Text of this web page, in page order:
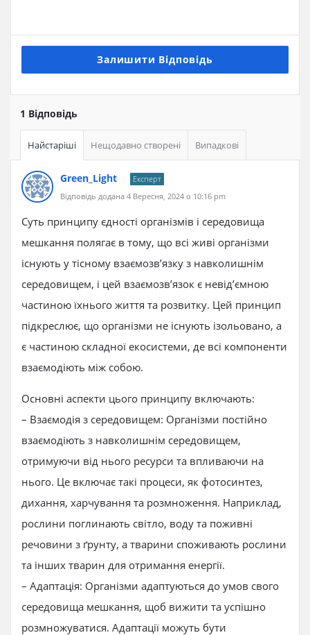
Залишити Відповідь
1 Відповідь
Найстаріші Нещодавно створені Випадкові
Green_Light
Експерт
Відповідь додана 4 Вересня, 2024 о 10:16 pm
Суть принципу єдності організмів і середовища
мешкання полягає в тому, що всі живі організми
існують у тісному взаємозв’язку з навколишнім
середовищем, і цей взаємозв’язок є невід’ємною
частиною їхнього життя та розвитку. Цей принцип
підкреслює, що організми не існують ізольовано, а
є частиною складної екосистеми, де всі компоненти
взаємодіють між собою.
Основні аспекти цього принципу включають:
– Взаємодія з середовищем: Організми постійно
взаємодіють з навколишнім середовищем,
отримуючи від нього ресурси та впливаючи на
нього. Це включає такі процеси, як фотосинтез,
дихання, харчування та розмноження. Наприклад,
рослини поглинають світло, воду та поживні
речовини з ґрунту, а тварини споживають рослини
та інших тварин для отримання енергії.
– Адаптація: Організми адаптуються до умов свого
середовища мешкання, щоб вижити та успішно
розмножуватися. Адаптації можуть бути